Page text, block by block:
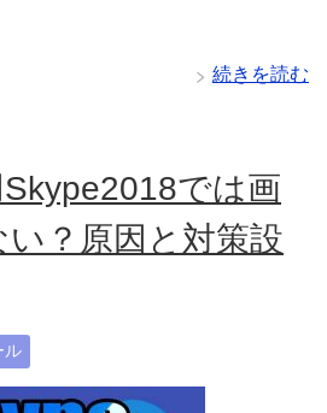
続きを読む
では画
？原因と対策設
ル